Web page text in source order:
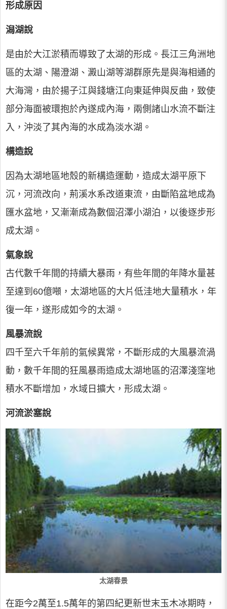
形成原因
潟湖說
是由於大江淤積而導致了太湖的形成。長江三角洲地
區的太湖、陽澄湖、澱山湖等湖群原先是與海相通的
大海灣，由於揚子江與錢塘江向東延伸與反曲，致使
部分海面被環抱於內遂成內海，兩側諸山水流不斷注
入，沖淡了其內海的水成為淡水湖。
構造說
因為太湖地區地殼的新構造運動，造成太湖平原下
沉，河流改向，荊溪水系改道東流，由斷陷盆地成為
匯水盆地，又漸漸成為數個沼澤小湖泊，以後逐步形
成太湖。
氣象說
古代數千年間的持續大暴雨，有些年間的年降水量甚
至達到60億噸，太湖地區的大片低洼地大量積水，年
復一年，遂形成如今的太湖。
風暴流說
四千至六千年前的氣候異常，不斷形成的大風暴流渦
動，數千年間的狂風暴雨造成太湖地區的沼澤淺窪地
積水不斷增加，水域日擴大，形成太湖。
河流淤塞說
太湖春景
在距今2萬至1.5萬年的第四紀更新世末玉木冰期時，